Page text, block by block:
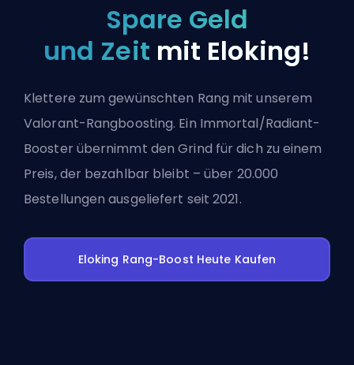
Spare Geld
und Zeit mit Eloking!
Klettere zum gewünschten Rang mit unserem
Valorant-Rangboosting. Ein Immortal/Radiant-
Booster übernimmt den Grind für dich zu einem
Preis, der bezahlbar bleibt – über 20.000
Bestellungen ausgeliefert seit 2021.
Eloking Rang-Boost Heute Kaufen